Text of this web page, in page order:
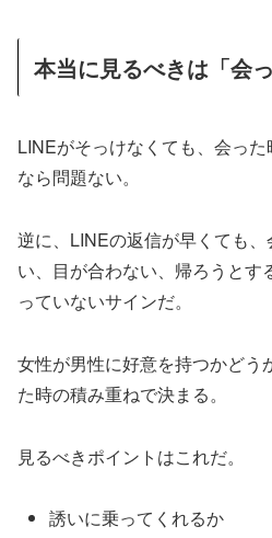
本当に見るべきは「会
LINEがそっけなくても、会っ
なら問題ない。
逆に、LINEの返信が早くても
い、目が合わない、帰ろうとす
っていないサインだ。
女性が男性に好意を持つかどう
た時の積み重ねで決まる。
見るべきポイントはこれだ。
誘いに乗ってくれるか